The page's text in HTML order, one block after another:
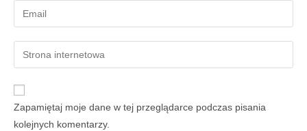
Zapamiętaj moje dane w tej przeglądarce podczas pisania
kolejnych komentarzy.